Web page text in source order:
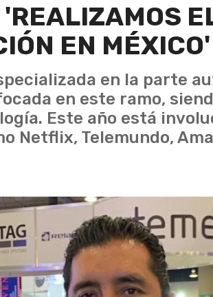
EN MÉXICO'
en la parte
en este ramo,
Este año está
Netflix, Telemundo,